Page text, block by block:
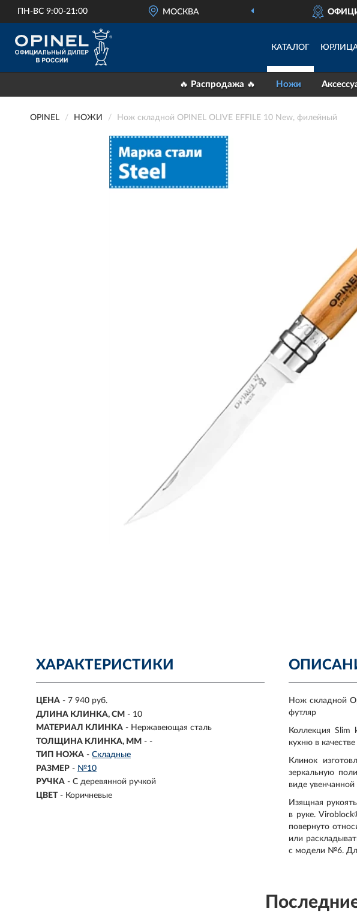
ПН-ВС 9:00-21:00 МОСКВА
ОФИЦИАЛЬНЫЙ ДИЛЕР OPINEL
КАТАЛОГ
🔥 Распродажа 🔥 Ножи
OPINEL НОЖИ Нож складной OPINEL OLIVE EFFILE 10 New, филейный
ХАРАКТЕРИСТИКИ
ЦЕНА - 7 940 руб.
ДЛИНА КЛИНКА, СМ - 10
МАТЕРИАЛ КЛИНКА - Нержавеющая сталь
ТОЛЩИНА КЛИНКА, ММ - -
ТИП НОЖА - Складные
РАЗМЕР - №10
РУЧКА - С деревянной ручкой
ЦВЕТ - Коричневые
Нож складной
футляр
Коллекция
кухню в
Клинок
зеркальную
виде
Изящная
в руке.
повернуто
или
с модели №6.